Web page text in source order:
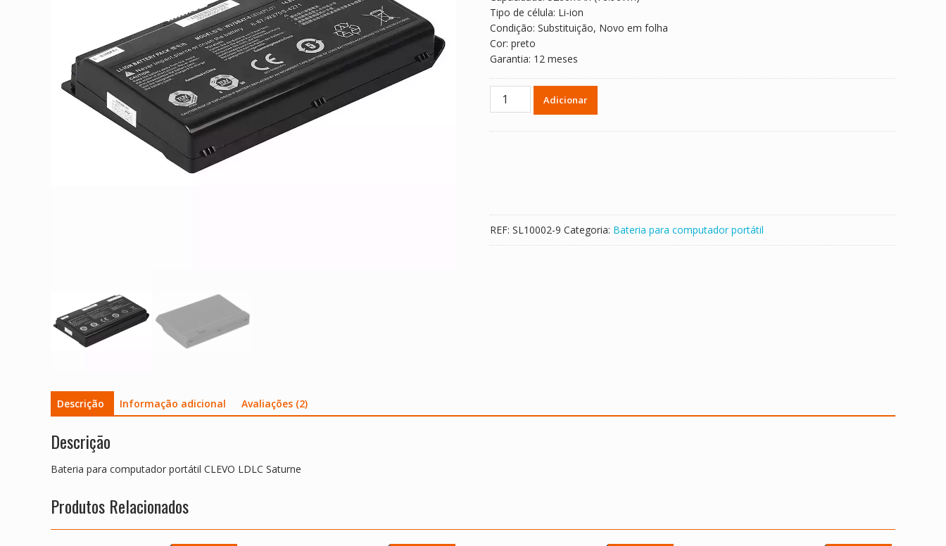
€ 96.48.€ 64.32.
Tipo de célula: Li-ion
Condição: Substituição, Novo em folha
Cor: preto
Garantia: 12 meses
Quantidade
Saturne
Adicionar
REF: SL10002-9 Categoria: Bateria para computador portátil
Descrição Informação adicional Avaliações (2)
Descrição
Bateria para computador portátil CLEVO LDLC Saturne
Produtos Relacionados